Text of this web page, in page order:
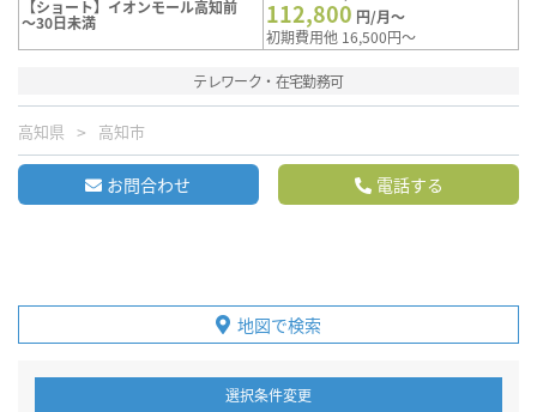
【ショート】イオンモール高知前
～30日未満 112,800 円/月～
初期費用他 16,500円～
テレワーク・在宅勤務可
高知県 高知市
お問合わせ 電話する
地図で検索
選択条件変更